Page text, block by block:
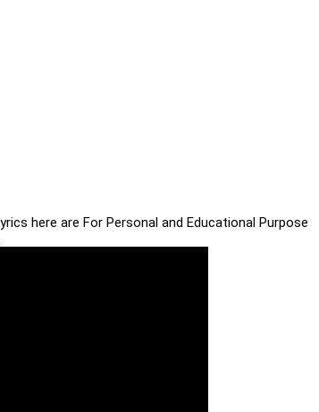
here are For Personal and Educational Purpose